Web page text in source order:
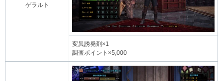
ゲラルト
変異誘発剤×1
調査ポイント×5,000